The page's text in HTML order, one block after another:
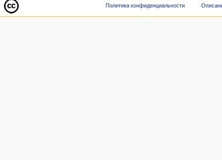
Политика конфиденциальности